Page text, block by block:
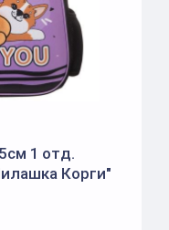
1 отд.
Корги"